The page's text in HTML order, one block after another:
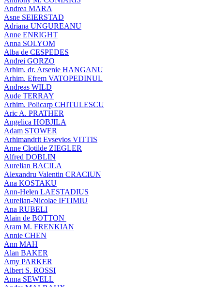
Andrea MARA
Asne SEIERSTAD
Adriana UNGUREANU
Anne ENRIGHT
Anna SOLYOM
Alba de CESPEDES
Andrei GORZO
Arhim. dr. Arsenie HANGANU
Arhim. Efrem VATOPEDINUL
Andreas WILD
Aude TERRAY
Arhim. Policarp CHITULESCU
Aric A. PRATHER
Angelica HOBJILA
Adam STOWER
Arhimandrit Evsevios VITTIS
Anne Clotilde ZIEGLER
Alfred DOBLIN
Aurelian BACILA
Alexandru Valentin CRACIUN
Ana KOSTAKU
Ann-Helen LAESTADIUS
Aurelian-Nicolae IFTIMIU
Ana RUBELI
Alain de BOTTON
Aram Μ. FRENKIAN
Annie CHEN
Ann MAH
Alan BAKER
Amy PARKER
Albert S. ROSSI
Anna SEWELL